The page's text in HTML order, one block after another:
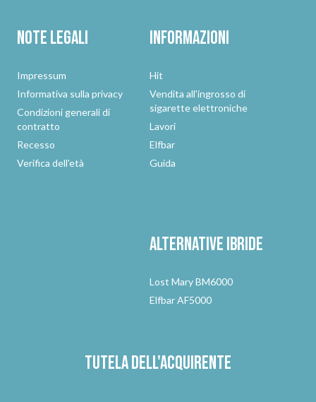
Note legali
Impressum
Informativa sulla privacy
Condizioni generali di
contratto
Recesso
Verifica dell'età
Informazioni
Hit
Vendita all'ingrosso di
sigarette elettroniche
Lavori
Elfbar
Guida
Alternativeibride
Lost Mary BM6000
Elfbar AF5000
Tutela dell'acquirente